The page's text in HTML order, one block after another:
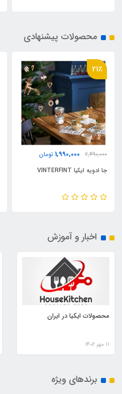
محصولات پیشنهادی
21٪
2,490,000
1,990,000 تومان
جا ادویه ایکیا VINTERFINT
اخبار و آموزش
محصولات ایکیا در ایران
11 مهر 1402
برندهای ویژه